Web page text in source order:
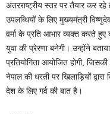
अंतरराष्ट्रीय स्तर पर तैयार कर
उपलब्धियों के लिए मुख्यमंत्री
वर्मा के प्रति आभार व्यक्त करते
युवा की प्रेरणा बनेगी। उन्होंने
प्रतियोगिता आयोजित होगी,
नेपाल की धरती पर खिलाड़ियों
देश के लिए गर्व की बात है।